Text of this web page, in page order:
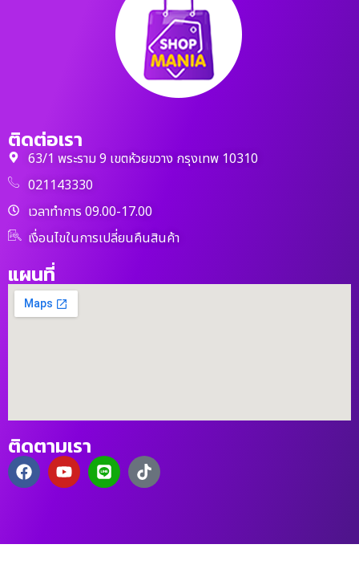
ติดต่อเรา
63/1 พระราม 9 เขตห้วยขวาง กรุงเทพ 10310
021143330
เวลาทำการ 09.00-17.00
เงื่อนไขในการเปลี่ยนคืนสินค้า
แผนที่
ติดตามเรา